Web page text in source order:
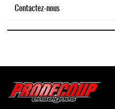
Contactez-nous